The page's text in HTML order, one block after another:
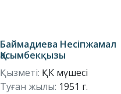
Баймадиева Несіпжамал
Қасымбекқызы
Қызметі: ҚК мүшесі
Туған жылы: 1951 г.